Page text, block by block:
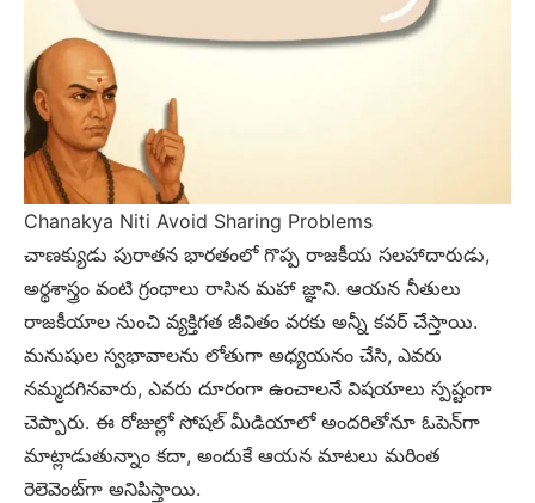
Chanakya Niti Avoid Sharing Problems
చాణక్యుడు పురాతన భారతంలో గొప్ప రాజకీయ సలహాదారుడు,
అర్థశాస్త్రం వంటి గ్రంథాలు రాసిన మహా జ్ఞాని. ఆయన నీతులు
రాజకీయాల నుంచి వ్యక్తిగత జీవితం వరకు అన్నీ కవర్ చేస్తాయి.
మనుషుల స్వభావాలను లోతుగా అధ్యయనం చేసి, ఎవరు
నమ్మదగినవారు, ఎవరు దూరంగా ఉంచాలనే విషయాలు స్పష్టంగా
చెప్పారు. ఈ రోజుల్లో సోషల్ మీడియాలో అందరితోనూ ఓపెన్‌గా
మాట్లాడుతున్నాం కదా, అందుకే ఆయన మాటలు మరింత
రెలెవెంట్‌గా అనిపిస్తాయి.